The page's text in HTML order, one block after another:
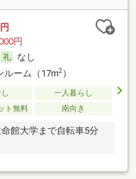
円
なし
ルーム（17m2）
一人暮らし
ト無料 南向き
館大学まで自転車5分